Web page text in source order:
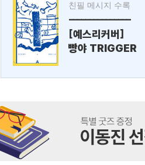
친필 메시지 수록
---------------
[예스리커버]
빵야 TRIGGER